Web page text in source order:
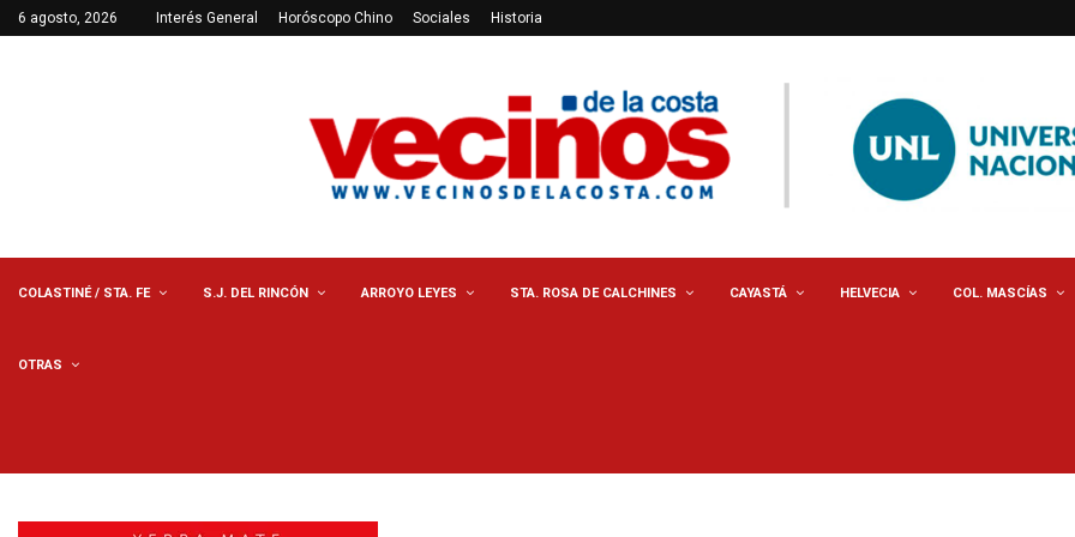
6 agosto, 2026 Interés General Horóscopo Chino Sociales Historia
COLASTINÉ / STA. FE S.J. DEL RINCÓN ARROYO LEYES STA. ROSA DE CALCHINES CAYASTÁ HELVECIA COL. MASCÍAS
OTRAS